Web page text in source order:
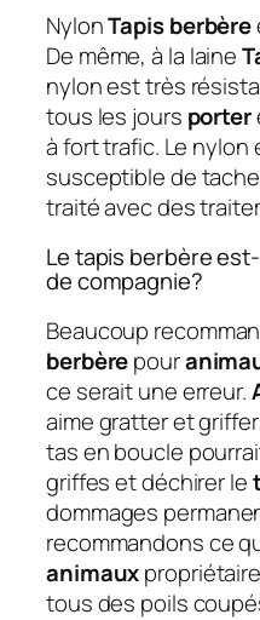
NylonTapis berbère
De même, à la laine
nylon est très
tous les jours porter
à fort trafic. Le
susceptible de
traité avec des
Le tapis berbère
de compagnie?
Beaucoup
berbèrepour
ce serait une erreur.
aime gratter et griffer
tas en boucle
griffes et déchirer le
dommages
recommandons ce
animaux
tous des poils